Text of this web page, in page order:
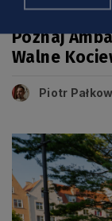
Poznaj
Walne
Piotr